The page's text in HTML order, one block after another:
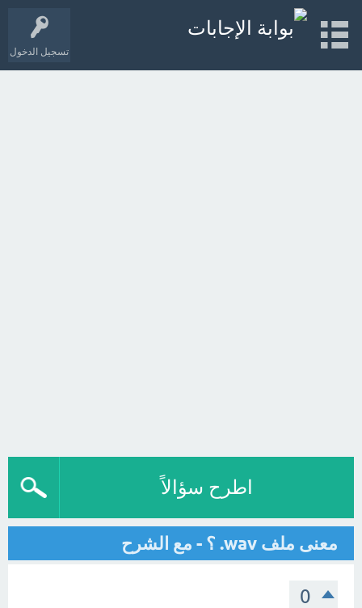
تسجيل الدخول
اطرح سؤالاً
معنى ملف wav. ؟ - مع الشرح
0